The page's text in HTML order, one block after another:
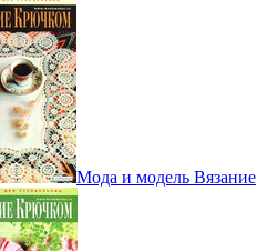
Мода и модель Вязание